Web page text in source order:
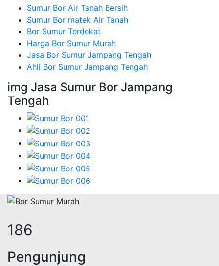
Sumur Bor Air Tanah Bersih
Sumur Bor matek Air Tanah
Bor Sumur Terdekat
Harga Bor Sumur Murah
Jasa Bor Sumur Jampang Tengah
Ahli Bor Sumur Jampang Tengah
img Jasa Sumur Bor Jampang
Tengah
222
Pengunjung